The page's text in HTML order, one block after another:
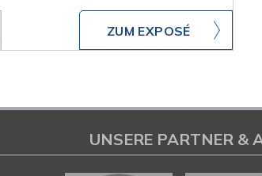
ZUM EXPOSÉ
UNSERE PARTNER &